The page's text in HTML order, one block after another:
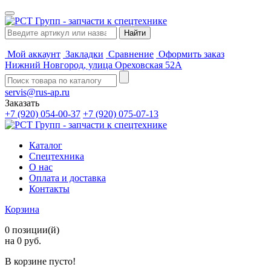
Мой аккаунт Закладки Сравнение Оформить заказ
Нижний Новгород, улица Ореховская 52А
servis@rus-ap.ru
Заказать
+7 (920) 054-00-37 +7 (920) 075-07-13
Каталог
Спецтехника
О нас
Оплата и доставка
Контакты
Корзина
0 позиции(й)
на 0 руб.
В корзине пусто!